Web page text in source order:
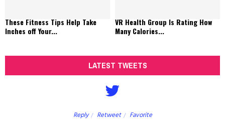
These Fitness Tips Help Take
Inches off Your...
VR Health Group Is Rating How
Many Calories...
LATEST TWEETS
Reply Retweet Favorite